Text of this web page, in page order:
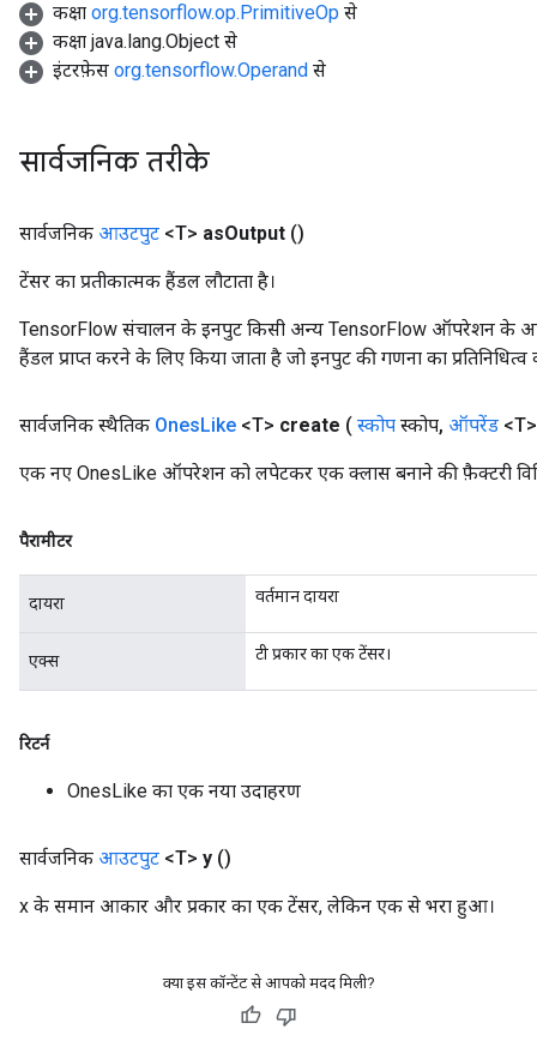
कक्षा org.tensorflow.op.PrimitiveOp से
कक्षा java.lang.Object से
इंटरफ़ेस org.tensorflow.Operand से
सार्वजनिक तरीके
सार्वजनिक आउटपुट <T> asOutput ()
टेंसर का प्रतीकात्मक हैंडल लौटाता है।
TensorFlow संचालन के इनपुट किसी अन्य TensorFlow ऑपरेशन के
हैंडल प्राप्त करने के लिए किया जाता है जो इनपुट की गणना का प्रतिनिधित्व
सार्वजनिक स्थैतिक OnesLike <T> create ( स्कोप स्कोप, ऑपरेंड
एक नए OnesLike ऑपरेशन को लपेटकर एक क्लास बनाने की फ़ैक्टरी
पैरामीटर
दायरा वर्तमान दायरा
एक्स टी प्रकार का एक टेंसर।
रिटर्न
OnesLike का एक नया उदाहरण
सार्वजनिक आउटपुट <T> y ()
x के समान आकार और प्रकार का एक टेंसर, लेकिन एक से भरा हुआ।
क्या इस कॉन्टेंट से आपको मदद मिली?